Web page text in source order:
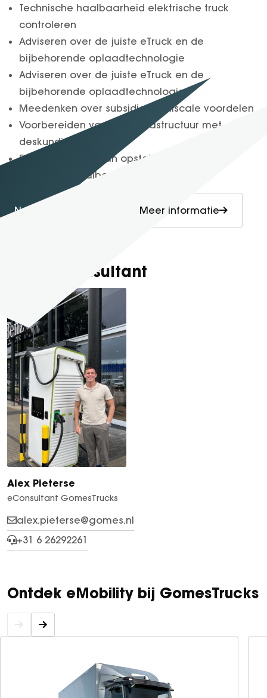
Technische haalbaarheid elektrische truck
controleren
Adviseren over de juiste eTruck en de
bijbehorende oplaadtechnologie
Adviseren over de juiste eTruck en de
bijbehorende oplaadtechnologie
Meedenken over subsidies en fiscale voordelen
Voorbereiden van laadinfrastructuur met
deskundige partner
Een laadadviesplan opstellen
Financiële haalbaarheid toetsen
Neem contact op Meer informatie
Onze eConsultant
Alex Pieterse
eConsultant GomesTrucks
alex.pieterse@gomes.nl
+31 6 26292261
Ontdek eMobility bij GomesTrucks